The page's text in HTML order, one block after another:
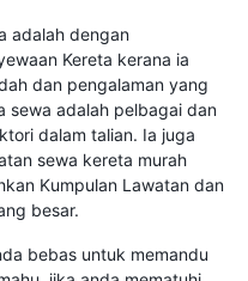
adalah dengan
Kereta kerana ia
dan pengalaman yang
sewa adalah pelbagai dan
dalam talian. Ia juga
sewa kereta murah
Kumpulan Lawatan dan
besar.
bebas untuk memandu